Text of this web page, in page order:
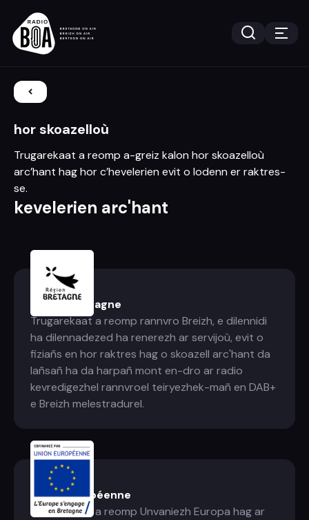
hor skoazelloù
Trugarekaat a reomp a-greiz kalon hor skoazelloù
arc’hant hag hor c’hevelerien evit o lodenn er raktres-
se.
kevelerien arc'hant
Région Bretagne
Trugarekaat a reomp rannvro Breizh, e dilennidi
ha dilennadezed ha renerezh ar servijoù, evit o
fiziañs en hor raktres hag o skoazell arc'hant da
lañsañ ha da harpañ mont en-dro ar radio
kevredigezhel rannvroel teiryezhek-mañ en DAB+
e Breizh melestradurel.
Union Européenne
Trugarekaat a reomp Unvaniezh Europa hag ar